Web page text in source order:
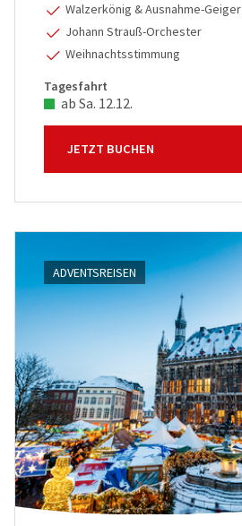
Walzerkönig & Ausnahme-Geiger
Johann Strauß-Orchester
Weihnachtsstimmung
Tagesfahrt
ab Sa. 12.12.
JETZT BUCHEN
ADVENTSREISEN